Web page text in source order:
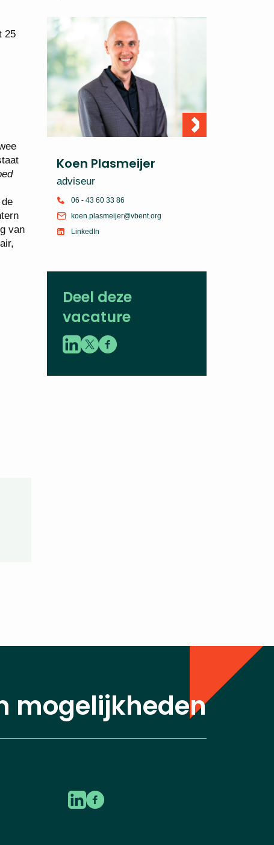
25
van
Koen Plasmeijer
adviseur
06 - 43 60 33 86
koen.plasmeijer@vbent.org
LinkedIn
Deel deze
vacature
mogelijkheden